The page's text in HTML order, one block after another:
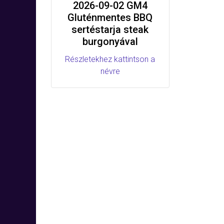
2026-09-02 GM4
Gluténmentes BBQ
sertéstarja steak
burgonyával
Részletekhez kattintson a
névre